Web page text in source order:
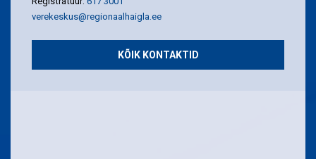
verekeskus@regionaalhaigla.ee
KÕIK KONTAKTID